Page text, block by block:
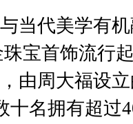
代美学有机
珠宝首饰流行
由周大福设
十名拥有超过